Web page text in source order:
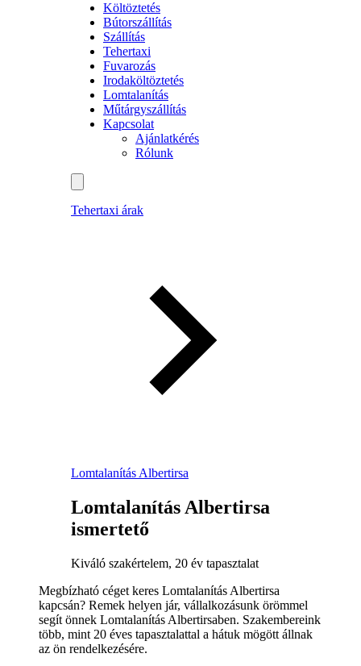
Költöztetés
Bútorszállítás
Szállítás
Tehertaxi
Fuvarozás
Irodaköltöztetés
Lomtalanítás
Műtárgyszállítás
Kapcsolat
Ajánlatkérés
Rólunk
Tehertaxi árak
Lomtalanítás Albertirsa
Lomtalanítás Albertirsa
ismertető
Kiváló szakértelem, 20 év tapasztalat
Megbízható céget keres Lomtalanítás Albertirsa
kapcsán? Remek helyen jár, vállalkozásunk örömmel
segít önnek Lomtalanítás Albertirsaben. Szakembereink
több, mint 20 éves tapasztalattal a hátuk mögött állnak
az ön rendelkezésére.